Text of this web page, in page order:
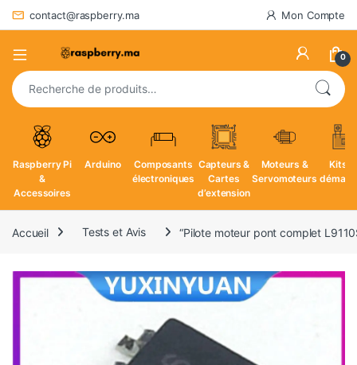
contact@raspberry.ma Mon Compte
0
Recherche pour :
Raspberry Pi
&
Accessoires
Arduino
Composants
électroniques
Capteurs &
Cartes
d’extension
Moteurs &
Servomoteurs
Kits
Accueil Tests et Avis “Pilote moteur pont complet